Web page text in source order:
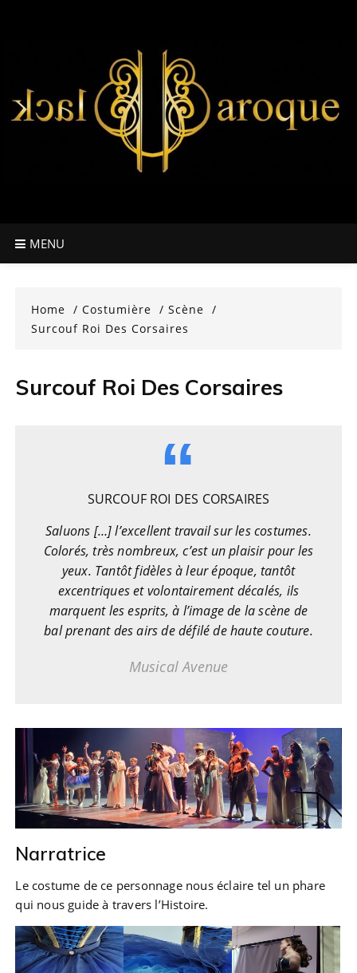
MENU
Home Costumière
Scène
Surcouf Roi Des Corsaires
Surcouf Roi Des Corsaires
SURCOUF ROI DES CORSAIRES
Saluons […] l’excellent travail sur les costumes.
Colorés, très nombreux, c’est un plaisir pour les
yeux. Tantôt fidèles à leur époque, tantôt
excentriques et volontairement décalés, ils
marquent les esprits, à l’image de la scène de
bal prenant des airs de défilé de haute couture.
Musical Avenue
Narratrice
Le costume de ce personnage nous éclaire tel un phare
qui nous guide à travers l’Histoire.